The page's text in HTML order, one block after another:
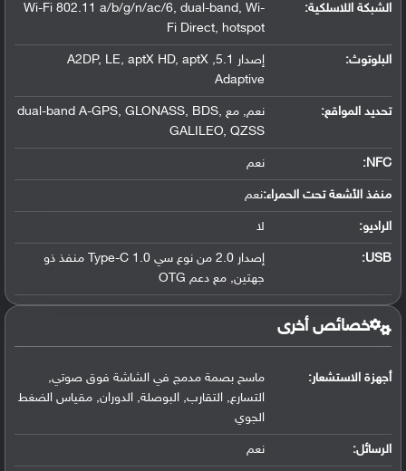
الشبكة اللاسلكية:
Wi-Fi 802.11 a/b/g/n/ac/6, dual-band, Wi-
Fi Direct, hotspot
البلوتوث:
إصدار 5.1, A2DP, LE, aptX HD, aptX
Adaptive
تحديد المواقع:
نعم, مع dual-band A-GPS, GLONASS, BDS,
GALILEO, QZSS
NFC
: نعم
منفذ الأشعة تحت الحمراء:نعم
الراديو: لا
USB
:
إصدار 2.0 من نوع سي Type-C 1.0 منفذ ذو
جهتين, مع دعم OTG
خصائص أخرى
أجهزة الاستشعار:
ماسح بصمة مدمج في الشاشة فوق صوتي,
التسارع, التقارب, البوصلة, الدوران, مقياس الضغط
الجوي
الرسائل: نعم